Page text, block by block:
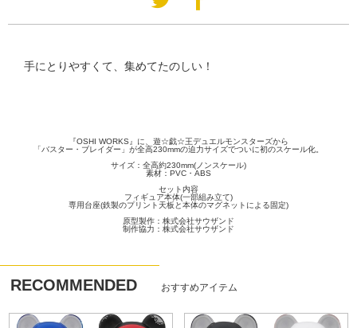
手にとりやすくて、集めてたのしい！
『OSHI WORKS』に、遊☆戯☆王デュエルモンスターズから
「バスター・ブレイダー」が全高230mmの迫力サイズでついに初のスケール化。
サイズ：全高約230mm(ノンスケール)
素材：PVC・ABS
セット内容
フィギュア本体(一部組み立て)
専用台座(鉄製のプリント天板と本体のマグネットによる固定)
原型製作：株式会社サウザンド
制作協力：株式会社サウザンド
RECOMMENDED おすすめアイテム